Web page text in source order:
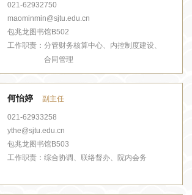
021-62932750
maominmin@sjtu.edu.cn
包兆龙图书馆B502
工作职责： 分管财务核算中心、内控制度建设、
合同管理
何怡婷 副主任
021-62933258
ythe@sjtu.edu.cn
包兆龙图书馆B503
工作职责： 综合协调、联络督办、院内会务